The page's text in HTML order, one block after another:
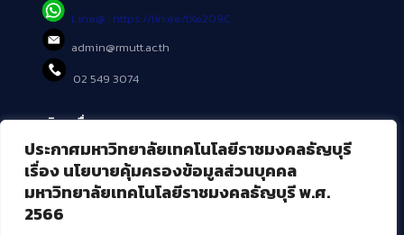
ประกาศมหาวิทยาลัยเทคโนโลยีราชมงคลธัญบุรี
เรื่อง นโยบายคุ้มครองข้อมูลส่วนบุคคล
มหาวิทยาลัยเทคโนโลยีราชมงคลธัญบุรี พ.ศ.
2566
Line@ : https://lin.ee/tXe209C
admin@rmutt.ac.th
02 549 3074
บริการอื่นๆ ของ สวส.
ศูนย์สื่อดิจิทัล
ศูนย์นวัตกรรมและความรู้
ศูนย์พัฒนาและบริการนวัตกรรมดิจิทัล
สมัยใหม่ (MoSeC)